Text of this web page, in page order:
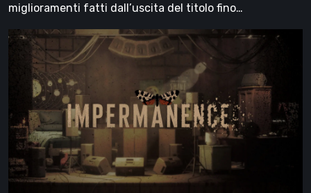
miglioramenti fatti dall’uscita del titolo fino…
Impermanence:
costruire
santuario
nel
teatro
fantasmi